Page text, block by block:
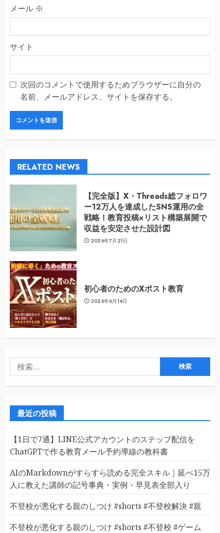
メール ※
サイト
次回のコメントで使用するためブラウザーに自分の
名前、メールアドレス、サイトを保存する。
RELATED NEWS
【完全版】X・Threads総フォロワ
ー12万人を達成したSNS運用の全
戦略！教育投稿×リスト構築展開で
収益を安定させた設計図
2026年7月21日
初心者のためのXポスト教育
2026年6月14日
索:
最近の投稿
【1日で7通】LINE公式アカウントのステップ配信を
ChatGPTで作る教育メール予約導線の教科書
AIのMarkdownがすらすら読める完全スキル｜延べ15万
人に教えた講師の記号事典・実例・早見表全部入り
不登校が悪化する親のしつけ #shorts #不登校解決 #親
不登校が悪化する親のしつけ #shorts #不登校 #ゲーム